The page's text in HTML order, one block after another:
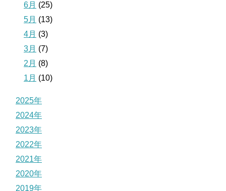
6月 (25)
5月 (13)
4月 (3)
3月 (7)
2月 (8)
1月 (10)
2025年
2024年
2023年
2022年
2021年
2020年
2019年